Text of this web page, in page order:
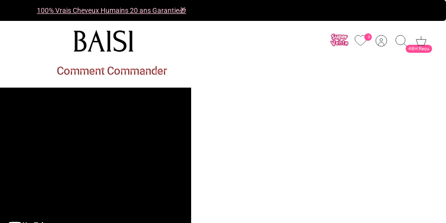
100% Vrais Cheveux Humains 20 ans Garantie🎁
48H Reçu
0
Conta ProcurarCarrinho
Comment Commander